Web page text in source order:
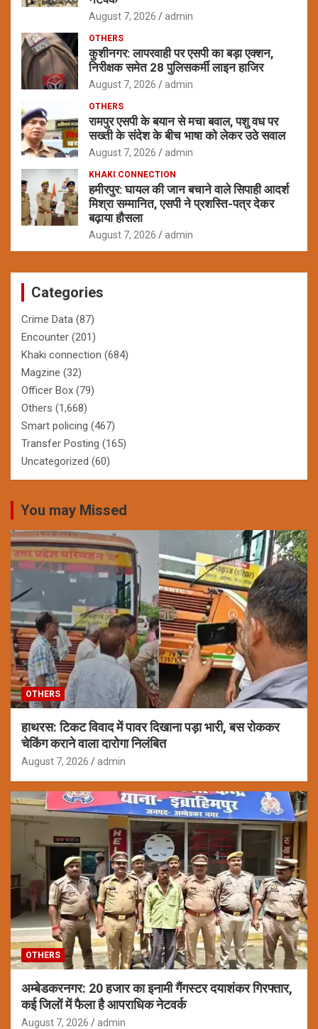
August 7, 2026 admin
OTHERS
कुशीनगर: लापरवाही पर एसपी का बड़ा एक्शन,
निरीक्षक समेत 28 पुलिसकर्मी लाइन हाजिर
August 7, 2026 admin
OTHERS
रामपुर एसपी के बयान से मचा बवाल, पशु वध पर
सख्ती के संदेश के बीच भाषा को लेकर उठे सवाल
August 7, 2026 admin
KHAKI CONNECTION
हमीरपुर: घायल की जान बचाने वाले सिपाही आदर्श
मिश्रा सम्मानित, एसपी ने प्रशस्ति-पत्र देकर
बढ़ाया हौसला
August 7, 2026 admin
Categories
Crime Data (87)
Encounter (201)
Khaki connection (684)
Magzine (32)
Officer Box (79)
Others (1,668)
Smart policing (467)
Transfer Posting (165)
Uncategorized (60)
You may Missed
OTHERS
हाथरस: टिकट विवाद में पावर दिखाना पड़ा भारी, बस रोककर
चेकिंग कराने वाला दारोगा निलंबित
August 7, 2026 admin
OTHERS
अम्बेडकरनगर: 20 हजार का इनामी गैंगस्टर दयाशंकर गिरफ्तार,
कई जिलों में फैला है आपराधिक नेटवर्क
August 7, 2026 admin